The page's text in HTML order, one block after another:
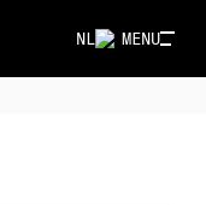
MENU
NL